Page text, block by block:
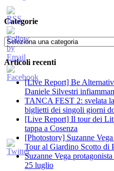
Categorie
Categorie
Articoli recenti
[Live Report] Be
Daniele Silvestri
TANCA FEST 2: svelata
biglietti dei singoli giorni
[Live Report] Il tour dei
tappa a Cosenza
[Photostory] Suzanne
Tour al Giardino Scotto di
Suzanne Vega
25 luglio